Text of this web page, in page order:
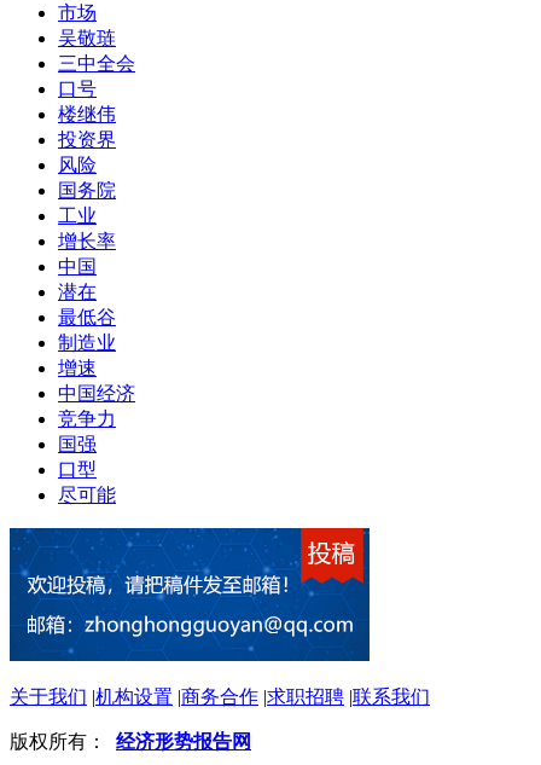
市场
吴敬琏
三中全会
口号
楼继伟
投资界
风险
国务院
工业
增长率
中国
潜在
最低谷
制造业
增速
中国经济
竞争力
国强
口型
尽可能
关于我们 |机构设置 |商务合作 |求职招聘 |联系我们
版权所有： 经济形势报告网